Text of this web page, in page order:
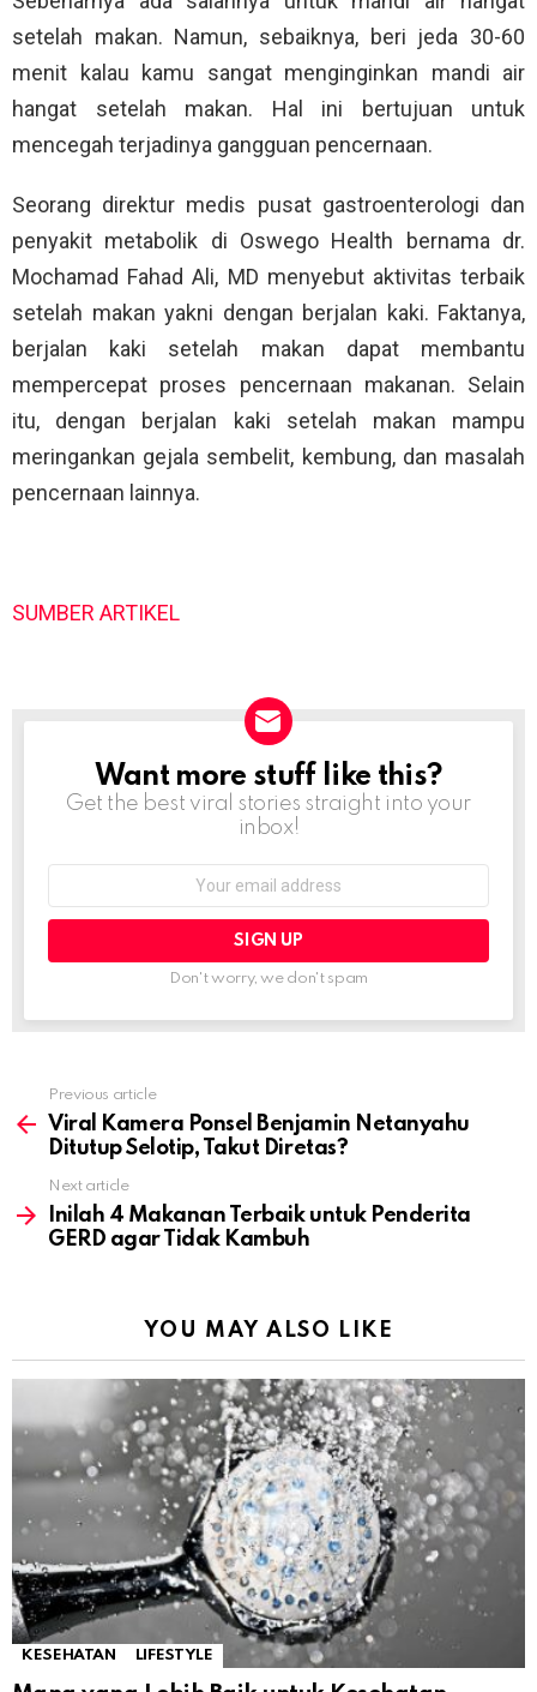
setelah makan. Namun, sebaiknya, beri jeda 30-60
menit kalau kamu sangat menginginkan mandi air
hangat setelah makan. Hal ini bertujuan untuk
mencegah terjadinya gangguan pencernaan.
Seorang direktur medis pusat gastroenterologi dan
penyakit metabolik di Oswego Health bernama dr.
Mochamad Fahad Ali, MD menyebut aktivitas terbaik
setelah makan yakni dengan berjalan kaki. Faktanya,
berjalan kaki setelah makan dapat membantu
mempercepat proses pencernaan makanan. Selain
itu, dengan berjalan kaki setelah makan mampu
meringankan gejala sembelit, kembung, dan masalah
pencernaan lainnya.
SUMBER ARTIKEL
NEWSLETTER
Want more stuff like this?
Get the best viral stories straight into your
inbox!
Don't worry, we don't spam
more
Previous article
Viral Kamera Ponsel Benjamin Netanyahu
Ditutup Selotip, Takut Diretas?
Next article
Inilah 4 Makanan Terbaik untuk Penderita
GERD agar Tidak Kambuh
YOU MAY ALSO LIKE
KESEHATAN LIFESTYLE